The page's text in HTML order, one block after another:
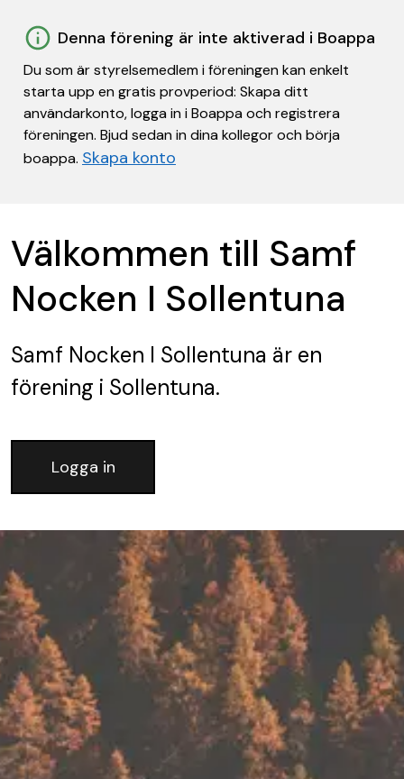
Denna förening är inte aktiverad i Boappa
Du som är styrelsemedlem i föreningen kan enkelt
starta upp en gratis provperiod: Skapa ditt
användarkonto, logga in i Boappa och registrera
föreningen. Bjud sedan in dina kollegor och börja
boappa. Skapa konto
Välkommen till Samf
Nocken I Sollentuna
Samf Nocken I Sollentuna är en
förening i Sollentuna.
Logga in